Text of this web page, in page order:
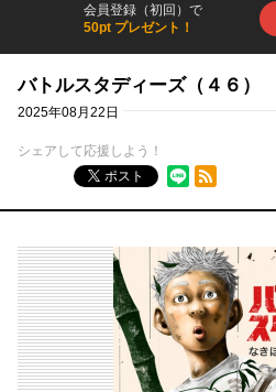
会員登録（初回）で
50pt プレゼント！
バトルスタディーズ（４６）
2025年08月22日
シェアして応援しよう！
ポスト
RSSフィード